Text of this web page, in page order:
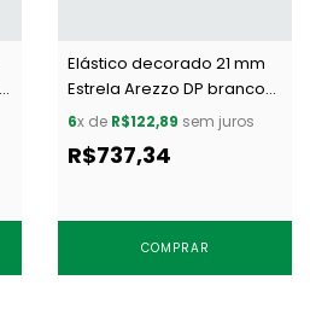
Elástico decorado 21 mm
Estrela Arezzo DP branco
c/ 50 m
6x de R$122,89 sem juros
R$737,34
COMPRAR